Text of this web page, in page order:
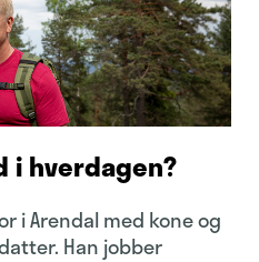
i hverdagen?
i Arendal med kone og
Han jobber